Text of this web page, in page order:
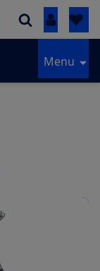
Inloggen
Menu